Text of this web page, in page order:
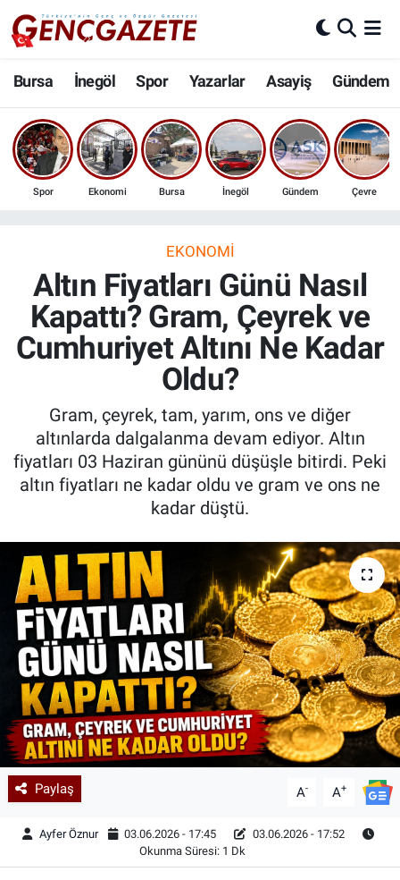
Bursa İnegöl Spor Yazarlar Asayiş Gündem
Spor Ekonomi Bursa İnegöl Gündem Çevre
EKONOMI
Altın Fiyatları Günü Nasıl
Kapattı? Gram, Çeyrek ve
Cumhuriyet Altını Ne Kadar
Oldu?
Gram, çeyrek, tam, yarım, ons ve diğer
altınlarda dalgalanma devam ediyor. Altın
fiyatları 03 Haziran gününü düşüşle bitirdi. Peki
altın fiyatları ne kadar oldu ve gram ve ons ne
kadar düştü.
Paylaş A- A+
Ayfer Öznur 03.06.2026 - 17:45
03.06.2026 - 17:52
Okunma Süresi: 1 Dk
Bursa
İnegöl
3.SAYFA
Ekonomi
Güncel
Kadın & Aile
Kültür & Sanat
Siyaset
Teknoloji
Yazarlar
Astroloji-Rüya
Nöbetçi Eczaneler
Hava Durumu
Trafik Durumu
Son Dakika Haberleri
Haber Arşivi